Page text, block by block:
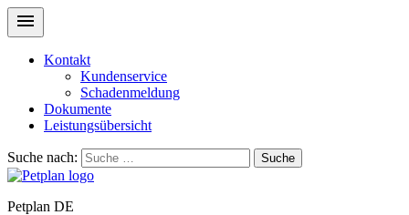
Kontakt
Kundenservice
Schadenmeldung
Dokumente
Leistungsübersicht
Suche nach: Suche
Petplan DE